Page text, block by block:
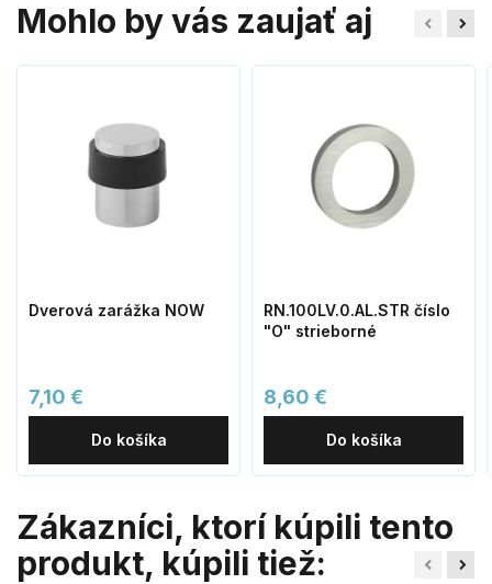
Mohlo by vás zaujať aj
Dverová zarážka NOW
7,10 €
Do košíka
RN.100LV.0.AL.STR číslo
"O" strieborné
8,60 €
Do košíka
Zákazníci, ktorí kúpili tento
produkt, kúpili tiež: